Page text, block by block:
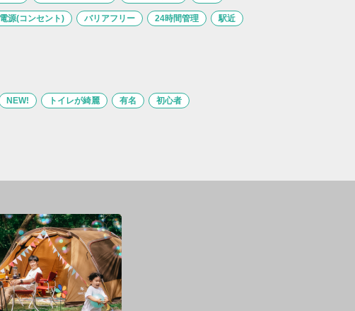
源(コンセント) バリアフリー 24時間管理 駅近
NEW! トイレが綺麗 有名 初心者